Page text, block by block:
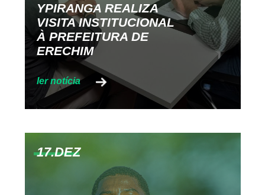
YPIRANGA REALIZA
VISITA INSTITUCIONAL
À PREFEITURA DE
ERECHIM
17.DEZ